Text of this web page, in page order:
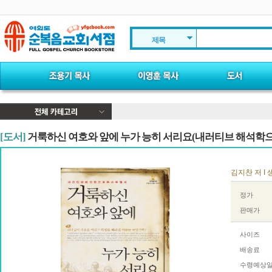
제목
[도서] 거룩하신 여호와 앞에 누가 능히 서리요(내러티브 해석학
김지찬 저 I
정가
판매가
사이즈
배송료
수령예상